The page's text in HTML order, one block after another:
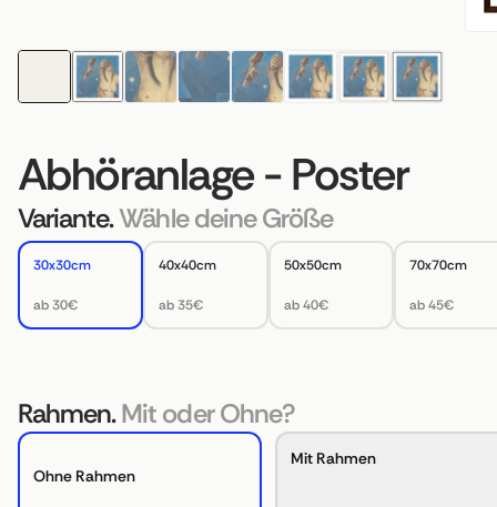
Abhöranlage - Poster
Variante.Wähle deine Größe
30x30cm
ab 30€
40x40cm
ab 35€
50x50cm
ab 40€
70x70cm
ab 45€
Rahmen.Mit oder Ohne?
Ohne Rahmen
Mit Rahmen